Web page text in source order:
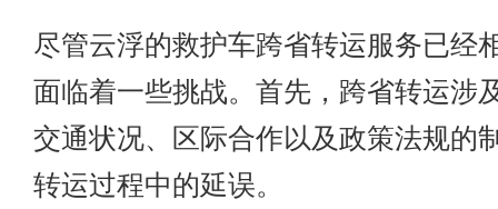
尽管云浮的救护车跨省转运服务已经
面临着一些挑战。首先，跨省转运涉
交通状况、区际合作以及政策法规的
转运过程中的延误。